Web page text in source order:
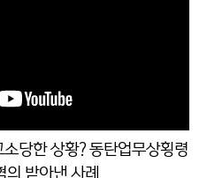
당한 상황? 동탄업무상횡령
의 받아낸 사례